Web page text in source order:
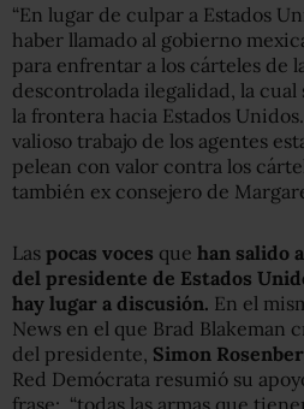
“En lugar de culpar a Estados
haber llamado al gobierno
para enfrentar a los cárteles de
descontrolada ilegalidad, la cual
la frontera hacia Estados
valioso trabajo de los agentes
pelean con valor contra los
también ex consejero de
Las pocas voces que han salido
del presidente de Estados
hay lugar a discusión. En el
News en el que Brad Blakeman
del presidente, Simon
Red Demócrata resumió su
frase: “todas las armas que